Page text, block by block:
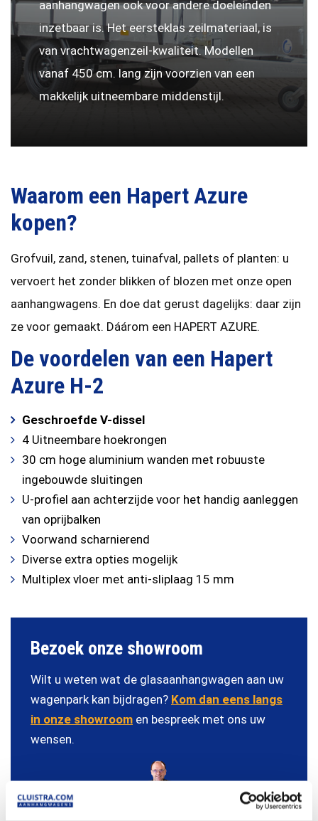
aanhangwagen ook voor andere doeleinden
inzetbaar is. Het eersteklas zeilmateriaal, is
van vrachtwagenzeil-kwaliteit. Modellen
vanaf 450 cm. lang zijn voorzien van een
makkelijk uitneembare middenstijl.
Waarom een Hapert Azure
kopen?
Grofvuil, zand, stenen, tuinafval, pallets of planten: u
vervoert het zonder blikken of blozen met onze open
aanhangwagens. En doe dat gerust dagelijks: daar zijn
ze voor gemaakt. Dáárom een HAPERT AZURE.
De voordelen van een Hapert
Azure H-2
Geschroefde V-dissel
4 Uitneembare hoekrongen
30 cm hoge aluminium wanden met robuuste
ingebouwde sluitingen
U-profiel aan achterzijde voor het handig aanleggen
van oprijbalken
Voorwand scharnierend
Diverse extra opties mogelijk
Multiplex vloer met anti-sliplaag 15 mm
Bezoek onze showroom
Wilt u weten wat de glasaanhangwagen aan uw
wagenpark kan bijdragen? Kom dan eens langs
in onze showroom en bespreek met ons uw
wensen.